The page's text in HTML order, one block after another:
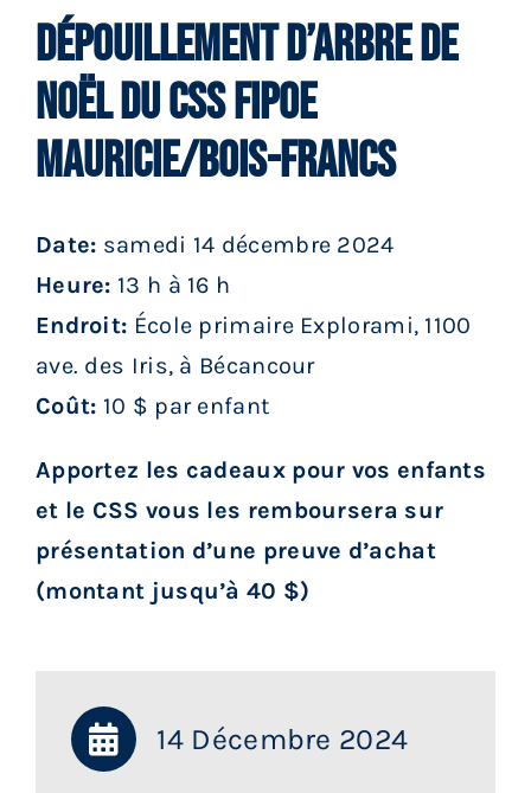
Services aux membres
Réunions
Activités
Informations
Actualités
Boutique
Contactez-nous
Dépouillement d’arbre de
Noël du CSS FIPOE
Mauricie/Bois-Francs
Date: samedi 14 décembre 2024
Heure: 13 h à 16 h
Endroit: École primaire Explorami, 1100
ave. des Iris, à Bécancour
Coût: 10 $ par enfant
Apportez les cadeaux pour vos enfants
et le CSS vous les remboursera sur
présentation d’une preuve d’achat
(montant jusqu’à 40 $)
14 Décembre 2024